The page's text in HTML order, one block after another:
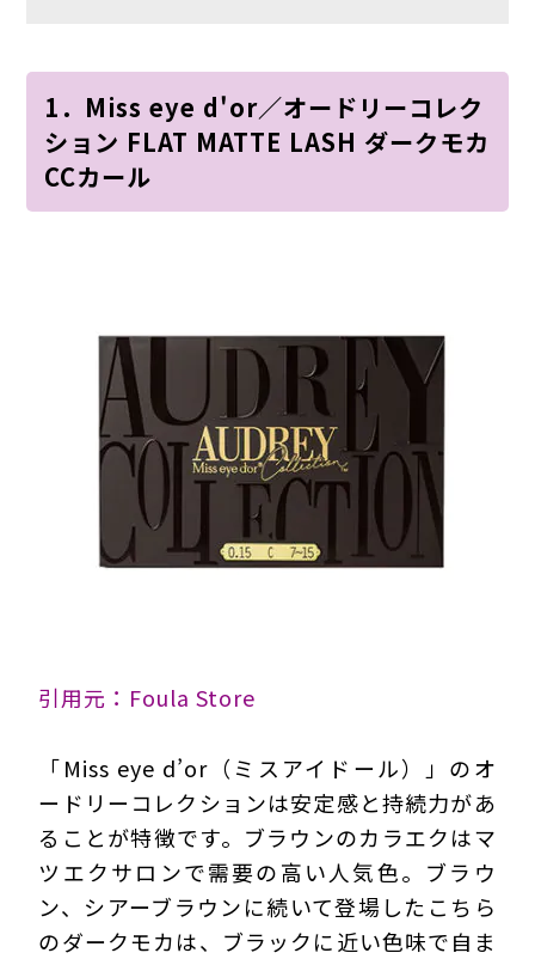
1．Miss eye d'or／オードリーコレク
ション FLAT MATTE LASH ダークモカ
CCカール
引用元：Foula Store
「Miss eye d’or（ミスアイドール）」のオ
ードリーコレクションは安定感と持続力があ
ることが特徴です。ブラウンのカラエクはマ
ツエクサロンで需要の高い人気色。ブラウ
ン、シアーブラウンに続いて登場したこちら
のダークモカは、ブラックに近い色味で自ま